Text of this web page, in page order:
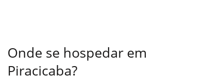
Onde se hospedar em
Piracicaba?